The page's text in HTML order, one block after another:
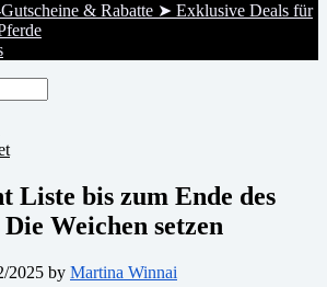
& Rabatte ➤ Exklusive Deals für
Liste bis zum Ende des
Weichen setzen
2025 by Martina Winnai